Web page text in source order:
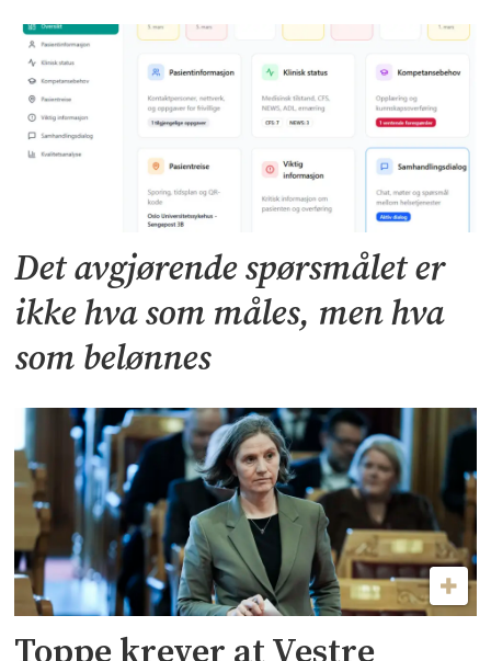
Det avgjørende spørsmålet er
ikke hva som måles, men hva
som belønnes